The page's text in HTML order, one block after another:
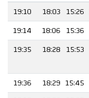
15:26
18:03
19:10
15:36
18:06
19:14
15:53
18:28
19:35
15:45
18:29
19:36